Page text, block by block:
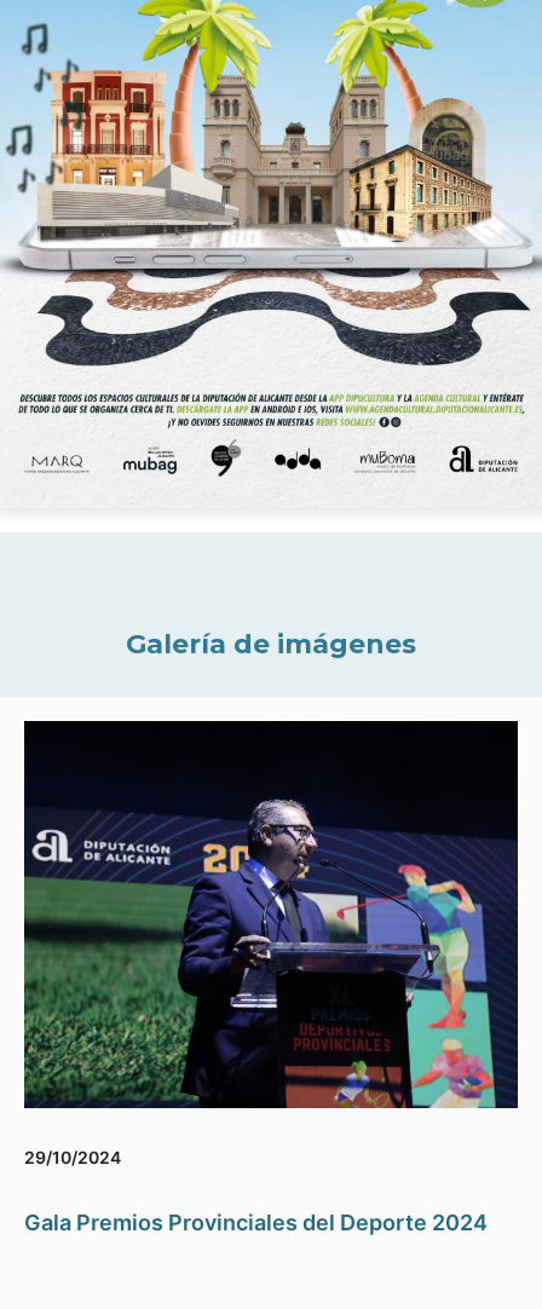
Galería de imágenes
29/10/2024
Gala Premios Provinciales del Deporte 2024